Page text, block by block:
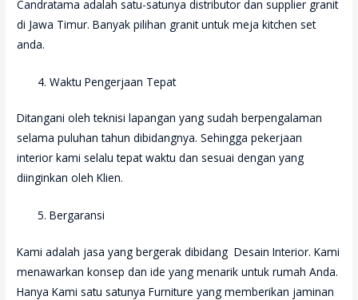
Candratama adalah satu-satunya distributor dan supplier granit
di Jawa Timur. Banyak pilihan granit untuk meja kitchen set
anda.
Waktu Pengerjaan Tepat
Ditangani oleh teknisi lapangan yang sudah berpengalaman
selama puluhan tahun dibidangnya. Sehingga pekerjaan
interior kami selalu tepat waktu dan sesuai dengan yang
diinginkan oleh Klien.
Bergaransi
Kami adalah jasa yang bergerak dibidang Desain Interior. Kami
menawarkan konsep dan ide yang menarik untuk rumah Anda.
Hanya Kami satu satunya Furniture yang memberikan jaminan